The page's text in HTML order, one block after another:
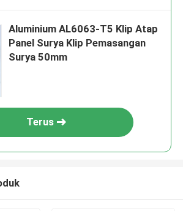
Aluminium AL6063-T5 Klip Atap
Panel Surya Klip Pemasangan
Surya 50mm
Terus